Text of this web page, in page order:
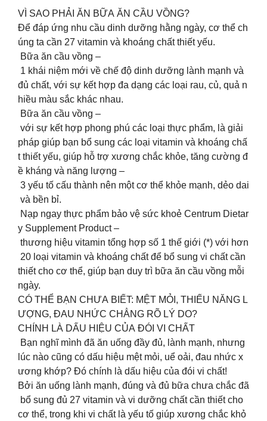
VÌ SAO PHẢI ĂN BỮA ĂN CẦU VỒNG?
Để đáp ứng nhu cầu dinh dưỡng hằng ngày, cơ thể ch
úng ta cần 27 vitamin và khoáng chất thiết yếu.
Bữa ăn cầu vồng –
1 khái niệm mới về chế độ dinh dưỡng lành mạnh và
đủ chất, với sự kết hợp đa dạng các loại rau, củ, quả n
hiều màu sắc khác nhau.
Bữa ăn cầu vồng –
với sự kết hợp phong phú các loại thực phẩm, là giải
pháp giúp bạn bổ sung các loại vitamin và khoáng chấ
t thiết yếu, giúp hỗ trợ xương chắc khỏe, tăng cường đ
ề kháng và năng lượng –
3 yếu tố cấu thành nên một cơ thể khỏe mạnh, dẻo dai
và bền bỉ.
Nạp ngay thực phẩm bảo vệ sức khoẻ Centrum Dietar
y Supplement Product –
thương hiệu vitamin tổng hợp số 1 thế giới (*) với hơn
20 loại vitamin và khoáng chất để bổ sung vi chất cần
thiết cho cơ thể, giúp bạn duy trì bữa ăn cầu vồng mỗi
ngày.
CÓ THỂ BẠN CHƯA BIẾT: MỆT MỎI, THIẾU NĂNG L
ƯỢNG, ĐAU NHỨC CHẲNG RÕ LÝ DO?
CHÍNH LÀ DẤU HIỆU CỦA ĐÓI VI CHẤT
Bạn nghĩ mình đã ăn uống đầy đủ, lành mạnh, nhưng
lúc nào cũng có dấu hiệu mệt mỏi, uể oải, đau nhức x
ương khớp? Đó chính là dấu hiệu của đói vi chất!
Bởi ăn uống lành mạnh, đúng và đủ bữa chưa chắc đã
bổ sung đủ 27 vitamin và vi dưỡng chất cần thiết cho
cơ thể, trong khi vi chất là yếu tố giúp xương chắc khỏ